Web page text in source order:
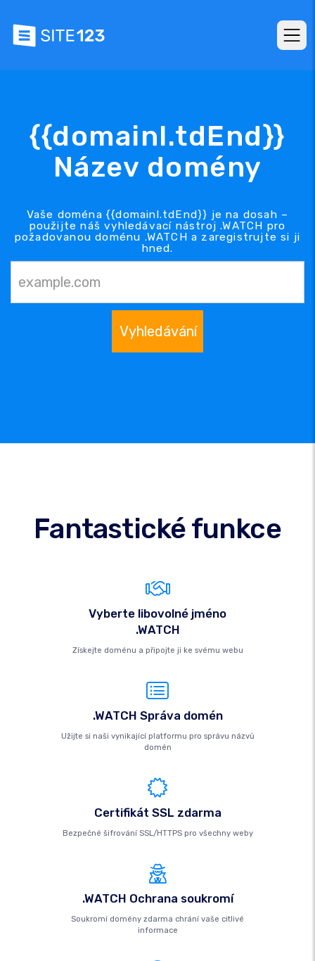
{{domainl.tdEnd}}
Název domény
Vaše doména {{domainl.tdEnd}} je na dosah –
použijte náš vyhledávací nástroj .WATCH pro
požadovanou doménu .WATCH a zaregistrujte si ji
hned.
Vyhledávání
Fantastické funkce
Vyberte libovolné jméno
.WATCH
Získejte doménu a připojte ji ke svému webu
.WATCH Správa domén
Užijte si naši vynikající platformu pro správu názvů
domén
Certifikát SSL zdarma
Bezpečné šifrování SSL/HTTPS pro všechny weby
.WATCH Ochrana soukromí
Soukromí domény zdarma chrání vaše citlivé
informace